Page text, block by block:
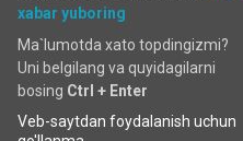
xabar yuboring
Ma`lumotda xato topdingizmi?
Uni belgilang va quyidagilarni
bosing Ctrl + Enter
Veb-saytdan foydalanish uchun